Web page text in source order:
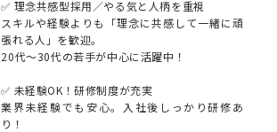
✅ 理念共感型採用／やる気と人柄を重視
スキルや経験よりも「理念に共感して一緒に頑
張れる人」を歓迎。
20代〜30代の若手が中心に活躍中！
✅ 未経験OK！研修制度が充実
業界未経験でも安心。入社後しっかり研修あ
り！